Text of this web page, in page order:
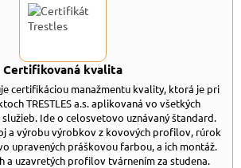
Certifikovaná kvalita
certifikáciou manažmentu kvality, ktorá je pri
TRESTLES a.s. aplikovaná vo všetkých
Ide o celosvetovo uznávaný štandard.
a výrobu výrobkov z kovových profilov, rúrok
upravených práškovou farbou, a ich montáž.
a uzavretých profilov tvárnením za studena.